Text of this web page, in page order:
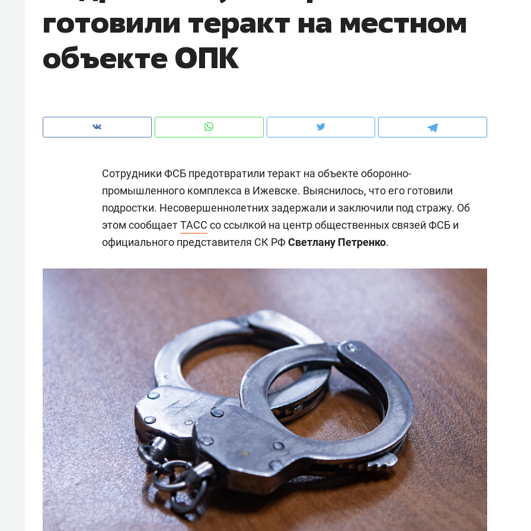
готовили теракт на местном
объекте ОПК
Сотрудники ФСБ предотвратили теракт на объекте оборонно-
промышленного комплекса в Ижевске. Выяснилось, что его готовили
подростки. Несовершеннолетних задержали и заключили под стражу. Об
этом сообщаетТАСС со ссылкой на центр общественных связей ФСБ и
официального представителя СК РФСветлану Петренко.
чем интересен Оман?
клиентах и чудных запросах мастеров налогах и развитии без
Оставить шум за волной: как
строят тишину в казанском
Рекомендуем
Психотерапевт «Фороса»:
«Директорский невроз» –
Рекомендуем
для меня это